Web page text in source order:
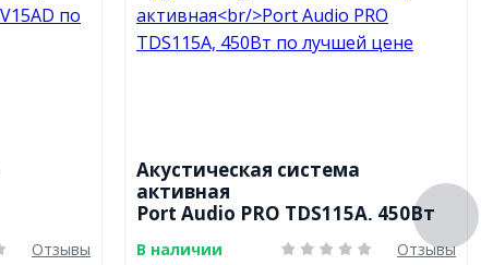
Отзывы
Акустическая система
активная
Port Audio PRO TDS115A, 450Вт
В наличии Отзывы